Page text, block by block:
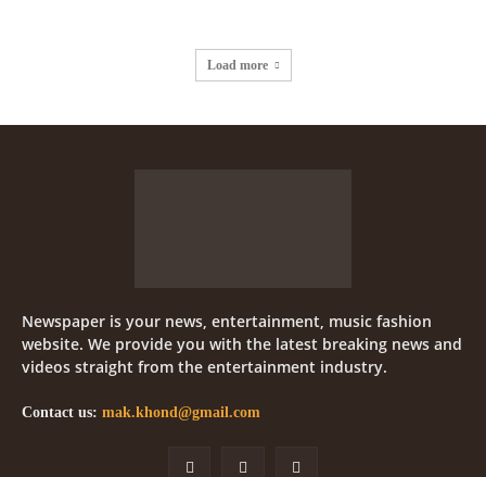
Load more
Newspaper is your news, entertainment, music fashion
website. We provide you with the latest breaking news and
videos straight from the entertainment industry.
Contact us: mak.khond@gmail.com